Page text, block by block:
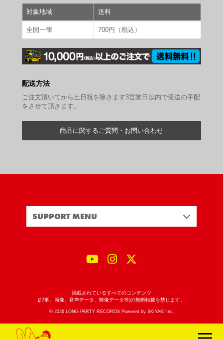
対象地域 送料
全国一律 700円（税込）
配送方法
ご注文頂いてから土日祝を除きます3営業日以内で発送の手配
をさせて頂きます。
商品に関するご質問・お問い合わせ
SUPPORT MENU
掲載されているすべてのコンテンツ
(記事、画像、音声データ、映像データ等)の無断転載を禁じます。
© 2026 LONG PARTY RECORDS Powered by SKIYAKI Inc.